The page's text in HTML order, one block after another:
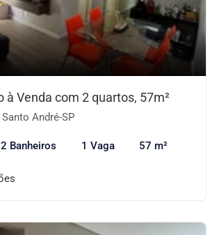
à Venda com 2 quartos, 57m²
André-SP
2 Banheiros 1 Vaga 57 m²